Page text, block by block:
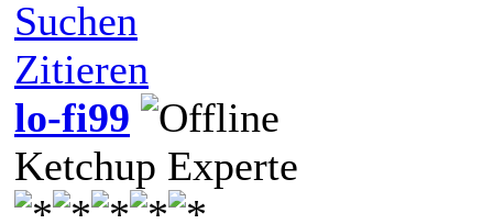
Suchen
Zitieren
lo-fi99
Ketchup Experte